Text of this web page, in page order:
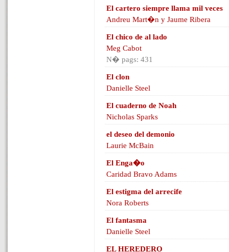
El cartero siempre llama mil veces
Andreu Mart�n y Jaume Ribera
El chico de al lado
Meg Cabot
N� pags: 431
El clon
Danielle Steel
El cuaderno de Noah
Nicholas Sparks
el deseo del demonio
Laurie McBain
El Enga�o
Caridad Bravo Adams
El estigma del arrecife
Nora Roberts
El fantasma
Danielle Steel
EL HEREDERO